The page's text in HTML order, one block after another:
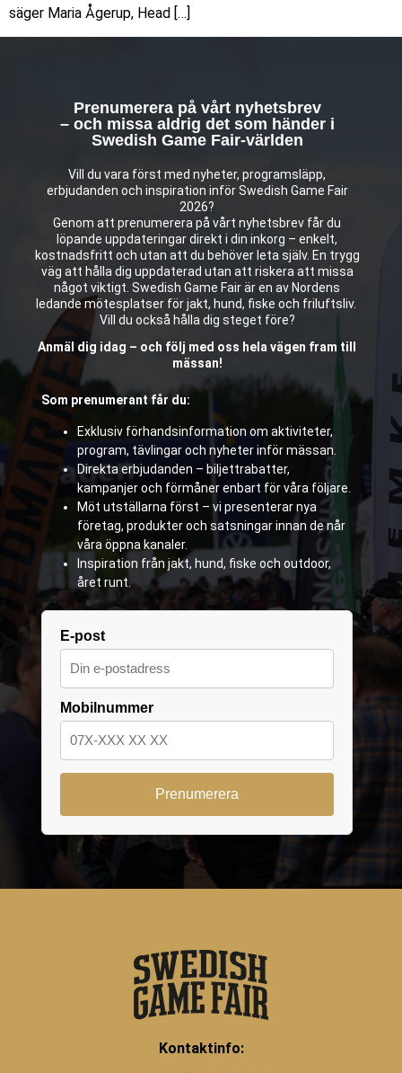
säger Maria Ågerup, Head […]
Prenumerera på vårt nyhetsbrev
– och missa aldrig det som händer i
Swedish Game Fair-världen
Vill du vara först med nyheter, programsläpp,
erbjudanden och inspiration inför Swedish Game Fair
2026?
Genom att prenumerera på vårt nyhetsbrev får du
löpande uppdateringar direkt i din inkorg – enkelt,
kostnadsfritt och utan att du behöver leta själv. En trygg
väg att hålla dig uppdaterad utan att riskera att missa
något viktigt. Swedish Game Fair är en av Nordens
ledande mötesplatser för jakt, hund, fiske och friluftsliv.
Vill du också hålla dig steget före?
Anmäl dig idag – och följ med oss hela vägen fram till
mässan!
E-post
Mobilnummer
Som prenumerant får du:
Exklusiv förhandsinformation om aktiviteter,
program, tävlingar och nyheter inför mässan.
Direkta erbjudanden – biljettrabatter,
kampanjer och förmåner enbart för våra följare.
Möt utställarna först – vi presenterar nya
företag, produkter och satsningar innan de når
våra öppna kanaler.
Inspiration från jakt, hund, fiske och outdoor,
året runt.
Kontaktinfo: